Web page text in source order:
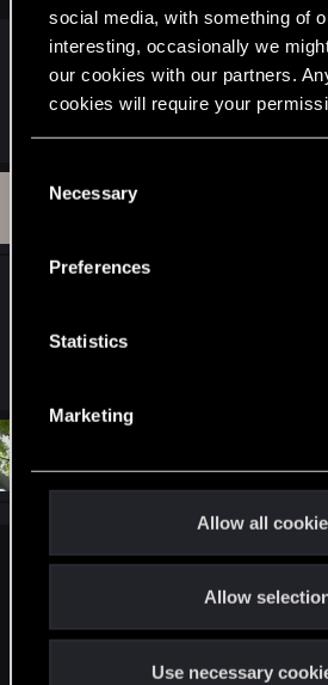
social media, with something of
interesting, occasionally we
our cookies with our partners.
cookies will require your
and tweak your preferences
Necessary
Preferences
Statistics
Marketing
Allow all
Allow
Use necessary
дядюшка Весемир с
популярен был, а эмгыр
строил
pitmichaelvol
есть, из сильных, Брувер на
Без нейтралок практически.
jm42 said:
это понятно, речь не идет о колодах
нейтралок, но нейтралки не
себя игру строить и составлять